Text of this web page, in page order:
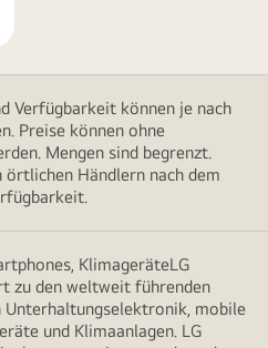
Verfügbarkeit können je nach
Preise können ohne
Mengen sind begrenzt.
örtlichen Händlern nach dem
KlimageräteLG
zu den weltweit führenden
Unterhaltungselektronik, mobile
und Klimaanlagen. LG